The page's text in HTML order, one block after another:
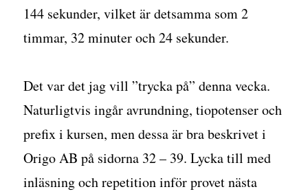
144 sekunder, vilket är detsamma som 2
timmar, 32 minuter och 24 sekunder.
Det var det jag vill ”trycka på” denna vecka.
Naturligtvis ingår avrundning, tiopotenser och
prefix i kursen, men dessa är bra beskrivet i
Origo AB på sidorna 32 – 39. Lycka till med
inläsning och repetition inför provet nästa